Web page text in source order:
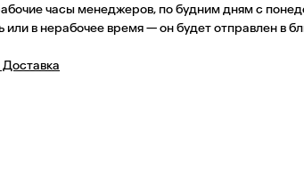
часы менеджеров, по будним дням с
в нерабочее время — он будет отправлен в